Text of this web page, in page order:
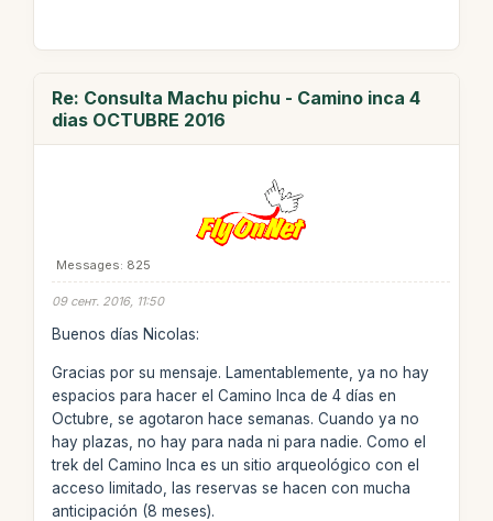
Re: Consulta Machu pichu - Camino inca 4
dias OCTUBRE 2016
Messages: 825
09 сент. 2016, 11:50
Buenos días Nicolas:
Gracias por su mensaje. Lamentablemente, ya no hay
espacios para hacer el Camino Inca de 4 días en
Octubre, se agotaron hace semanas. Cuando ya no
hay plazas, no hay para nada ni para nadie. Como el
trek del Camino Inca es un sitio arqueológico con el
acceso limitado, las reservas se hacen con mucha
anticipación (8 meses).